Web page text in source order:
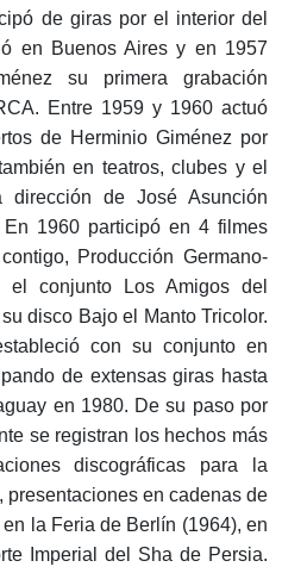
de giras por el interior del
en Buenos Aires y en 1957
su primera grabación
Entre 1959 y 1960 actuó
de Herminio Giménez por
en teatros, clubes y el
de José Asunción
1960 participó en 4 filmes
Producción Germano-
el conjunto Los Amigos del
disco Bajo el Manto Tricolor.
con su conjunto en
de extensas giras hasta
en 1980. De su paso por
se registran los hechos más
discográficas para la
presentaciones en cadenas de
la Feria de Berlín (1964), en
Imperial del Sha de Persia.